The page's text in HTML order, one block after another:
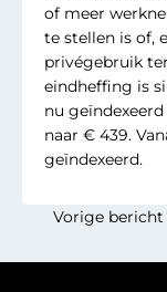
of meer
te stellen is of,
privégebruik
eindheffing is
nu
naar € 439.
geïndexeerd.
‎ ‎ ‎ ‎ ‎ ‎ ‎ ‎Vorige bericht